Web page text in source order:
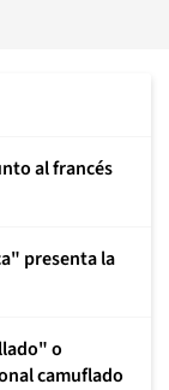
al francés
presenta la
o
camuflado